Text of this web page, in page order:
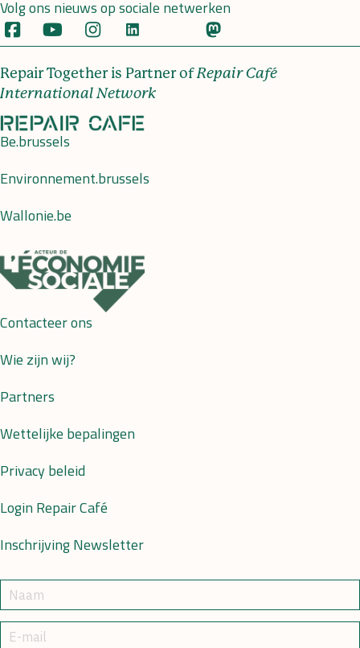
Volg ons nieuws op sociale netwerken
Repair Together is Partner ofRepair Café
International Network
Be.brussels
Environnement.brussels
Wallonie.be
Contacteer ons
Wie zijn wij?
Partners
Wettelijke bepalingen
Privacy beleid
Login Repair Café
Inschrijving Newsletter